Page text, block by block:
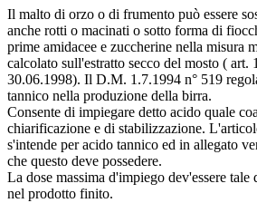
Il malto di orzo o di frumento può essere
anche rotti o macinati o sotto forma di
prime amidacee e zuccherine nella misura
calcolato sull'estratto secco del mosto ( art.
30.06.1998). Il D.M. 1.7.1994 n° 519
tannico nella produzione della birra.
Consente di impiegare detto acido quale
chiarificazione e di stabilizzazione.
s'intende per acido tannico ed in allegato
che questo deve possedere.
La dose massima d'impiego dev'essere tale
nel prodotto finito.